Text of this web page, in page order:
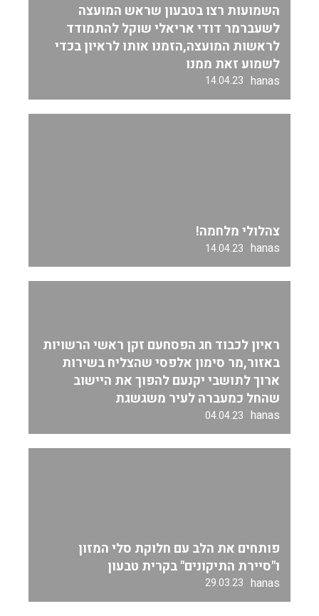
השמועות רצו בטבעון שראש המועצה
לשעברמר דודי אריאלי שוקל להתמודד
לראשות המועצה,הזמנו אותו לראיון בכדי
לשמוע זאת ממנו
hanas
14.04.23
צהלולי מלחמה!
hanas
14.04.23
ראיון לכבוד חג הפסחעם זקן ראשי הרשויות
באזור,מר סימון אלפסי שהצליח בשירות
ארוך לתושבי יקנעם להפוך את היישוב
שהחל כמעברה לעיר משגשגת
hanas
04.04.23
פותחים את הלב עם חלוקת סלי המזון
ו"סיירת התיקונים" בקרית טבעון
hanas
29.03.23